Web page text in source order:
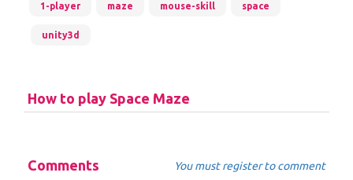
1-player maze mouse-skill space
unity3d
How to play Space Maze
Comments You must register to comment